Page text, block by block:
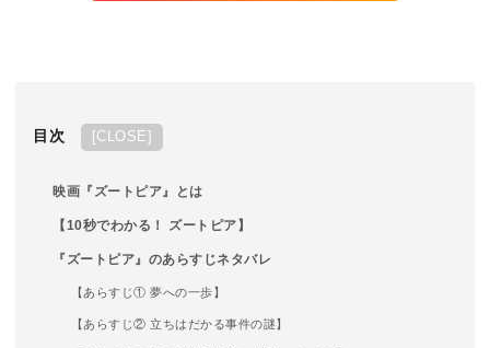
目次 CLOSE
映画『ズートピア』とは
【10秒でわかる！ ズートピア】
『ズートピア』のあらすじネタバレ
【あらすじ① 夢への一歩】
【あらすじ② 立ちはだかる事件の謎】